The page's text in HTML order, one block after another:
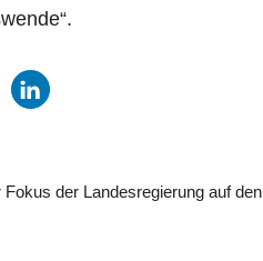
der Landesregierung auf den